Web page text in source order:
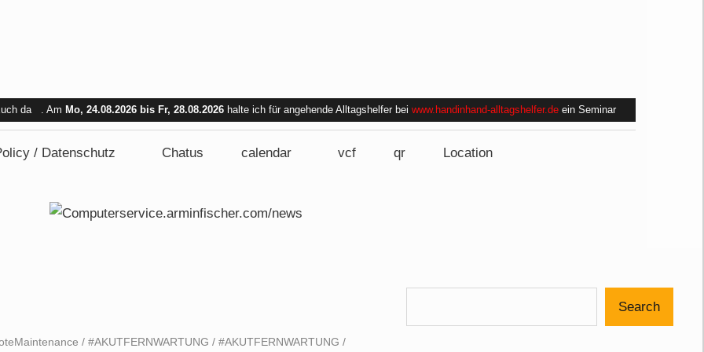
da . Am Mo, 24.08.2026 bis Fr, 28.08.2026 halte ich für angehende Alltagshelfer bei www.handinhand-alltagshelfer.de ein Seminar
Am Mi. 26.08.2026 sind wir nicht verfügbar.
/ Datenschutz Chatus calendar vcf qr Location
/ #AKUTFERNWARTUNG / #AKUTFERNWARTUNG /
Search